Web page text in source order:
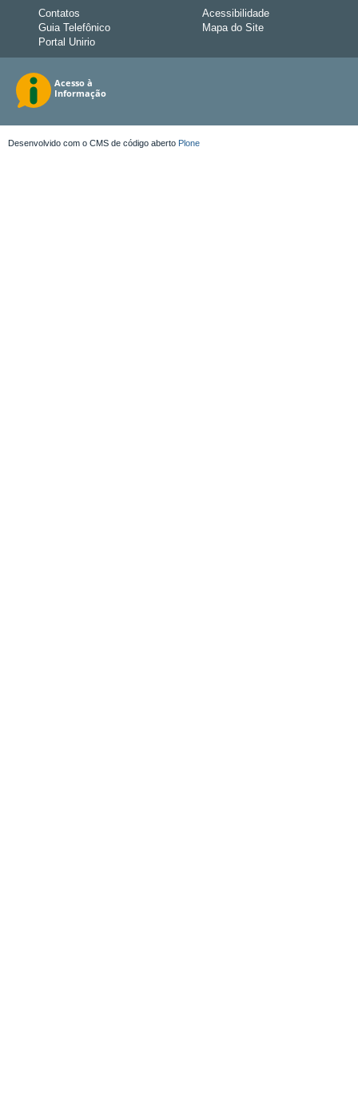
Contatos
Guia Telefônico
Portal Unirio
Acessibilidade
Mapa do Site
Desenvolvido com o CMS de código aberto Plone